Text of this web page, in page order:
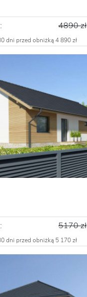
4890 zł
dni przed obniżką 4 890 zł
5170 zł
dni przed obniżką 5 170 zł